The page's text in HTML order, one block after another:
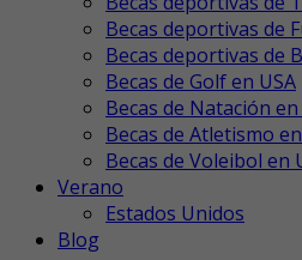
Becas deportivas de
Becas deportivas de
Becas de Golf en USA
Becas de Natación en
Becas de Atletismo
Becas de Voleibol en
Verano
Estados Unidos
Blog